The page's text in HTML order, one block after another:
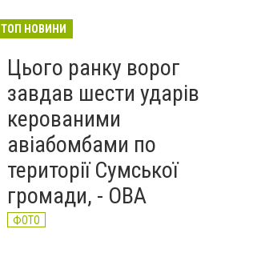
ТОП НОВИНИ
Цього ранку ворог
завдав шести ударів
керованими
авіабомбами по
території Сумської
громади, - ОВА
ФОТО